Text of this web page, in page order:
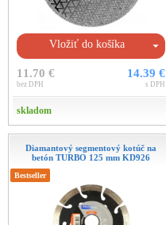
Vložiť do košíka
11.70 €
bez DPH
14.39 €
s DPH
skladom
Diamantový segmentový kotúč na
betón TURBO 125 mm KD926
Bestseller